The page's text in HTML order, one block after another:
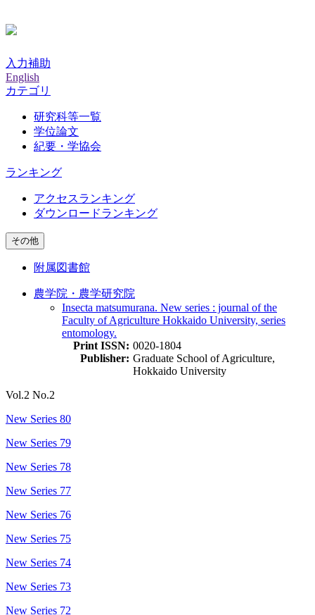
入力補助
English
カテゴリ
研究科等一覧
学位論文
紀要・学協会
ランキング
アクセスランキング
ダウンロードランキング
その他
附属図書館
農学院・農学研究院
Insecta matsumurana. New series : journal of the
Faculty of Agriculture Hokkaido University, series
entomology.
Print ISSN: 0020-1804
Publisher: Graduate School of Agriculture,
Hokkaido University
Vol.2 No.2
New Series 80
New Series 79
New Series 78
New Series 77
New Series 76
New Series 75
New Series 74
New Series 73
New Series 72